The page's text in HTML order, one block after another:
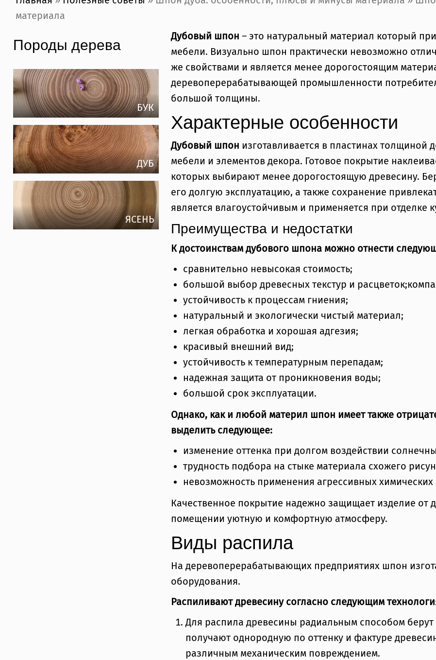
материала
Дубовый шпон – это натуральный материал который
мебели. Визуально шпон практически невозможно
же свойствами и является менее дорогостоящим
деревоперерабатывающей промышленности
большой толщины.
Характерные особенности
Дубовый шпон изготавливается в пластинах толщиной
мебели и элементов декора. Готовое покрытие
которых выбирают менее дорогостоящую древесину.
его долгую эксплуатацию, а также сохранение
является влагоустойчивым и применяется при отделке
Преимущества и недостатки
К достоинствам дубового шпона можно отнести
сравнительно невысокая стоимость;
большой выбор древесных текстур и
устойчивость к процессам гниения;
натуральный и экологически чистый материал;
легкая обработка и хорошая адгезия;
красивый внешний вид;
устойчивость к температурным перепадам;
надежная защита от проникновения воды;
большой срок эксплуатации.
Однако, как и любой материл шпон имеет также
выделить следующее:
изменение оттенка при долгом воздействии
трудность подбора на стыке материала схожего
невозможность применения агрессивных химических
Качественное покрытие надежно защищает изделие от
помещении уютную и комфортную атмосферу.
Виды распила
На деревоперерабатывающих предприятиях шпон
оборудования.
Распиливают древесину согласно следующим
Для распила древесины радиальным способом
получают однородную по оттенку и фактуре
различным механическим повреждением.
Породы дерева
БУК
ДУБ
ЯСЕНЬ